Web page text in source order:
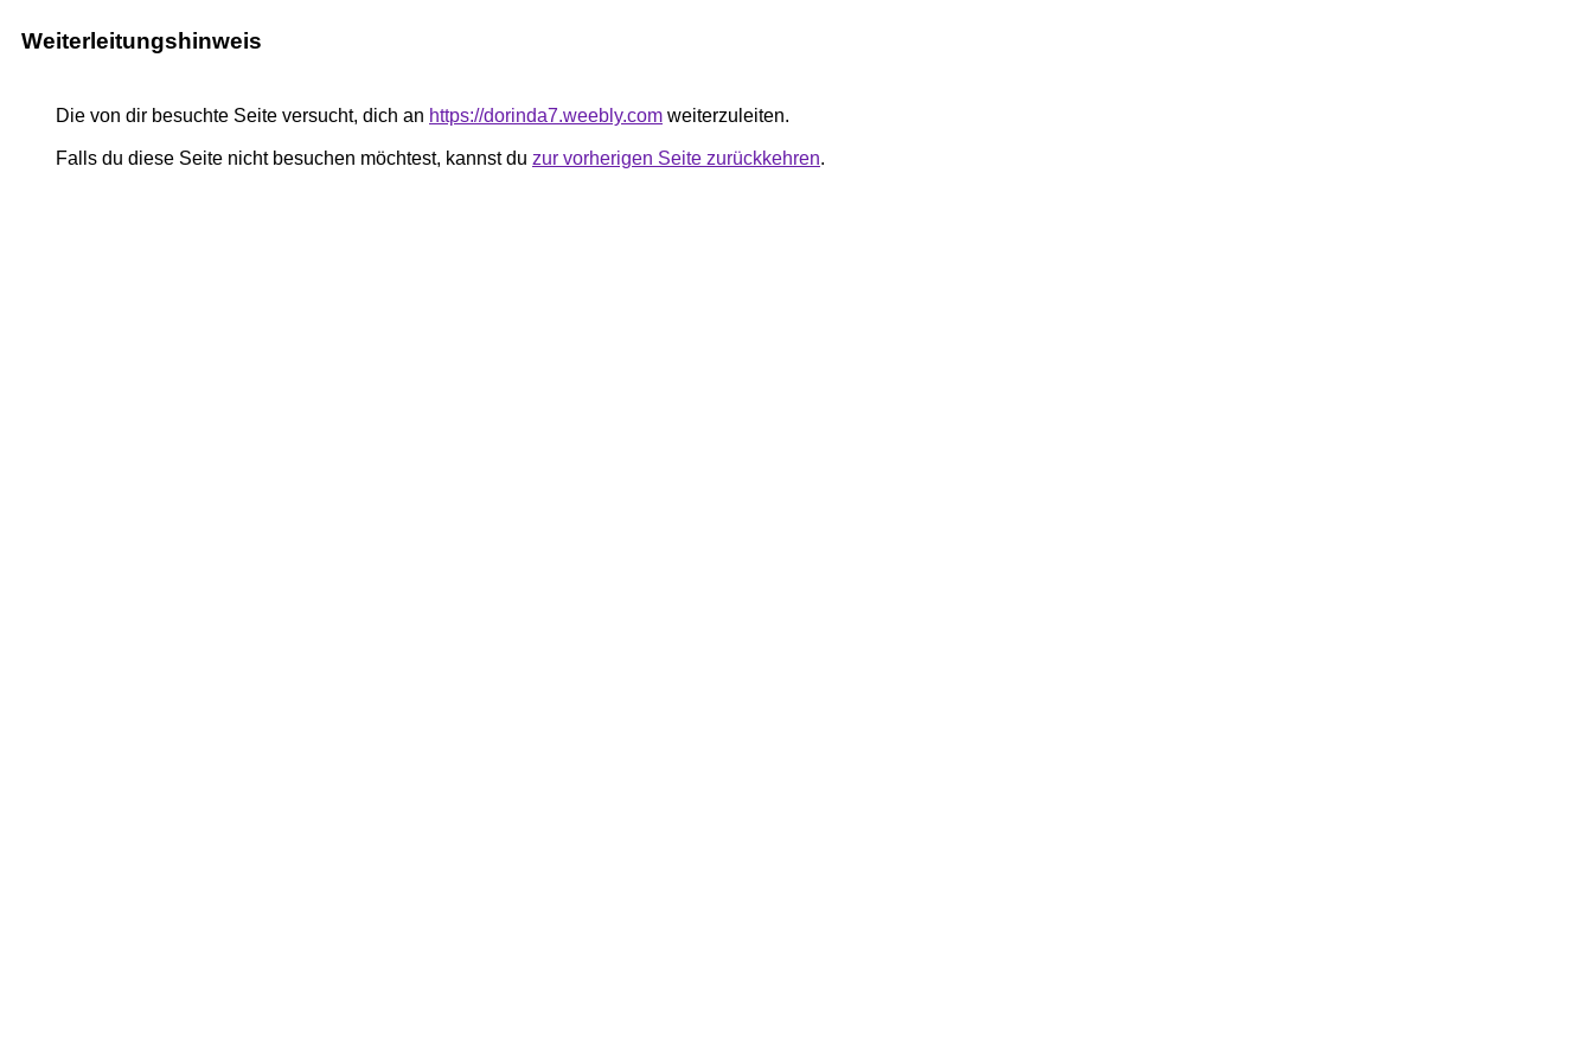
Weiterleitungshinweis
Die von dir besuchte Seite versucht, dich an https://dorinda7.weebly.com weiterzuleiten.
Falls du diese Seite nicht besuchen möchtest, kannst du zur vorherigen Seite zurückkehren.